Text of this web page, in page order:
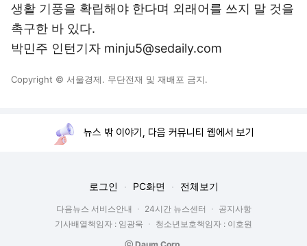
생활 기풍을 확립해야 한다며 외래어를 쓰지 말 것을
촉구한 바 있다.
박민주 인턴기자 minju5@sedaily.com
Copyright © 서울경제. 무단전재 및 재배포 금지.
뉴스 밖 이야기, 다음 커뮤니티 웹에서 보기
로그인 PC화면 전체보기
다음뉴스 서비스안내 24시간 뉴스센터
공지사항
기사배열책임자 : 임광욱
청소년보호책임자 : 이호원